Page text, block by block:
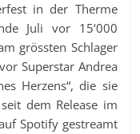
in der Therme
Juli vor 15‘000
grössten Schlager
Superstar Andrea
Herzens“, die sie
dem Release im
Spotify gestreamt